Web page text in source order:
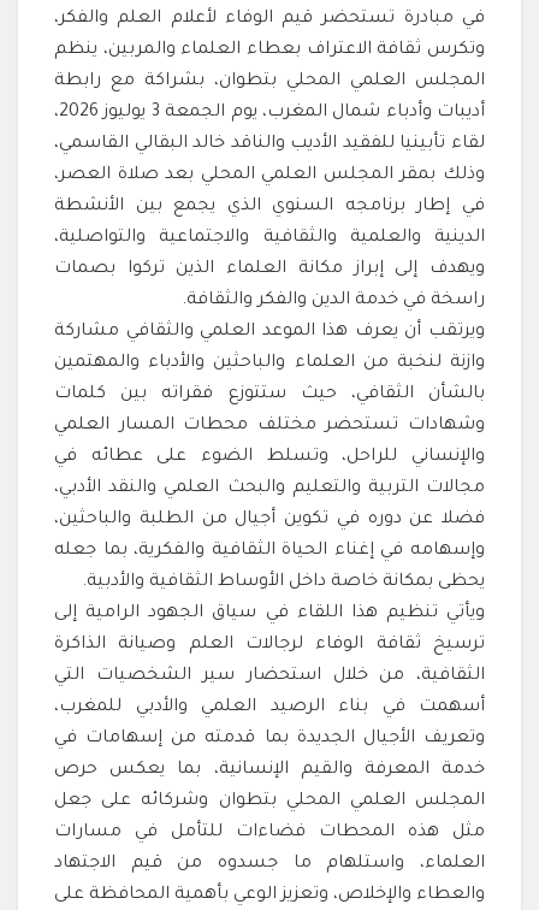
في مبادرة تستحضر قيم الوفاء لأعلام العلم والفكر،
وتكرس ثقافة الاعتراف بعطاء العلماء والمربين، ينظم
المجلس العلمي المحلي بتطوان، بشراكة مع رابطة
أديبات وأدباء شمال المغرب، يوم الجمعة 3 يوليوز 2026،
لقاء تأبينيا للفقيد الأديب والناقد خالد البقالي القاسمي،
وذلك بمقر المجلس العلمي المحلي بعد صلاة العصر،
في إطار برنامجه السنوي الذي يجمع بين الأنشطة
الدينية والعلمية والثقافية والاجتماعية والتواصلية،
ويهدف إلى إبراز مكانة العلماء الذين تركوا بصمات
راسخة في خدمة الدين والفكر والثقافة.
ويرتقب أن يعرف هذا الموعد العلمي والثقافي مشاركة
وازنة لنخبة من العلماء والباحثين والأدباء والمهتمين
بالشأن الثقافي، حيث ستتوزع فقراته بين كلمات
وشهادات تستحضر مختلف محطات المسار العلمي
والإنساني للراحل، وتسلط الضوء على عطائه في
مجالات التربية والتعليم والبحث العلمي والنقد الأدبي،
فضلا عن دوره في تكوين أجيال من الطلبة والباحثين،
وإسهامه في إغناء الحياة الثقافية والفكرية، بما جعله
يحظى بمكانة خاصة داخل الأوساط الثقافية والأدبية.
ويأتي تنظيم هذا اللقاء في سياق الجهود الرامية إلى
ترسيخ ثقافة الوفاء لرجالات العلم وصيانة الذاكرة
الثقافية، من خلال استحضار سير الشخصيات التي
أسهمت في بناء الرصيد العلمي والأدبي للمغرب،
وتعريف الأجيال الجديدة بما قدمته من إسهامات في
خدمة المعرفة والقيم الإنسانية، بما يعكس حرص
المجلس العلمي المحلي بتطوان وشركائه على جعل
مثل هذه المحطات فضاءات للتأمل في مسارات
العلماء، واستلهام ما جسدوه من قيم الاجتهاد
والعطاء والإخلاص، وتعزيز الوعي بأهمية المحافظة على